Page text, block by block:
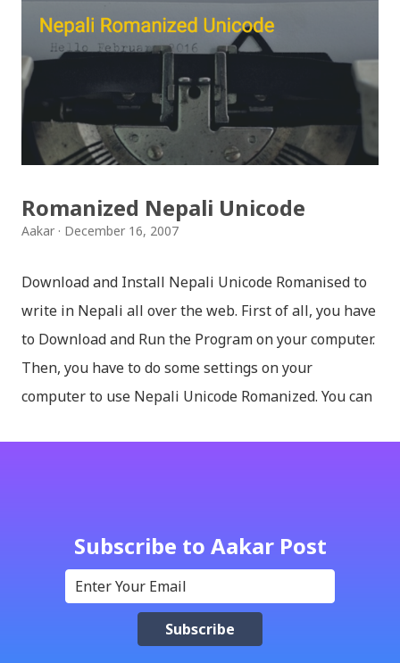
उपलब्ध गराइदिनुहुने अच्युत घिमिरेलाई धेरै धेरै धन्यवाद । पल्पसा
क्याफे त सुनिसकियो, तर यहाँहरु ले पल्पसा क्याफेलाई कसरी मुल्यांङ्कन
गर्नुभयो थाहा छैन । खैर कुरो जेसुकै होस्, आज यहाँ म केही साथिहरुको
ब्लगमा प्रकाशित "पल्पसा क्याफे" बारे गरिएको टिप्पणीहरु सहित
उपस्थित भएको छु । साथिहरुको ब्लगमा प्रकाशित भइसकेका कुराहरुलाई
एकै ठाउँमा समेट्न...
Romanized Nepali Unicode
Aakar December 16, 2007
Download and Install Nepali Unicode Romanised to
write in Nepali all over the web. First of all, you have
to Download and Run the Program on your computer.
Then, you have to do some settings on your
computer to use Nepali Unicode Romanized. You can
Language and Regional settings; Open Regional
Language Options; Go to Language Options & tick on
check box (install files..... Thai, instal....east
Asian...languages): Click apply-it might ask for
Subscribe to Aakar Post